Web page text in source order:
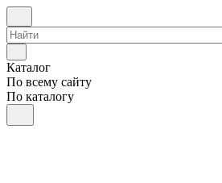
Каталог
По всему сайту
По каталогу